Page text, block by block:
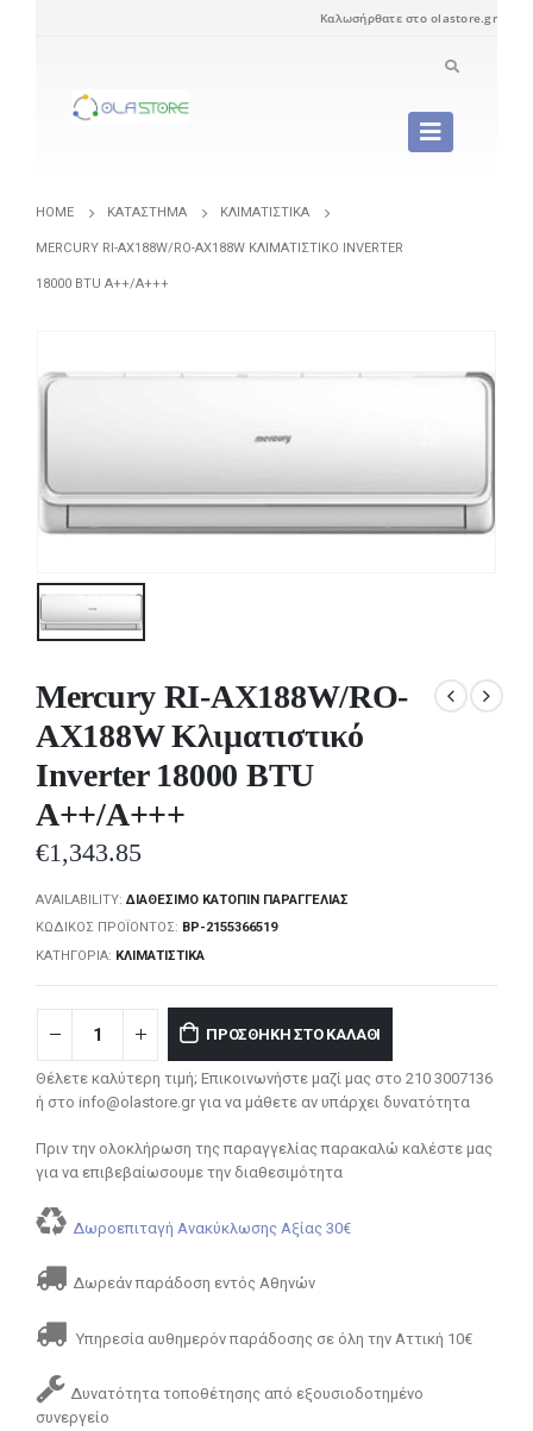
Καλωσήρθατε στο olastore.gr
HOME ΚΑΤΆΣΤΗΜΑ ΚΛΙΜΑΤΙΣΤΙΚΆ
MERCURY RI-AX188W/RO-AX188W ΚΛΙΜΑΤΙΣΤΙΚΌ INVERTER
18000 BTU A++/A+++
Mercury RI-AX188W/RO-
AX188W Κλιματιστικό
Inverter 18000 BTU
A++/A+++
€1,343.85
AVAILABILITY:ΔΙΑΘΈΣΙΜΟ ΚΑΤΌΠΙΝ ΠΑΡΑΓΓΕΛΊΑΣ
ΚΩΔΙΚΌΣ ΠΡΟΪΌΝΤΟΣ: BP-2155366519
ΚΑΤΗΓΟΡΊΑ: ΚΛΙΜΑΤΙΣΤΙΚΆ
ΠΡΟΣΘΉΚΗ ΣΤΟ ΚΑΛΆΘΙ
Θέλετε καλύτερη τιμή; Επικοινωνήστε μαζί μας στο 210 3007136
ή στο info@olastore.gr για να μάθετε αν υπάρχει δυνατότητα
Πριν την ολοκλήρωση της παραγγελίας παρακαλώ καλέστε μας
για να επιβεβαίωσουμε την διαθεσιμότητα
Δωροεπιταγή Ανακύκλωσης Αξίας 30€
Δωρεάν παράδοση εντός Αθηνών
Υπηρεσία αυθημερόν παράδοσης σε όλη την Αττική 10€
Δυνατότητα τοποθέτησης από εξουσιοδοτημένο
συνεργείο